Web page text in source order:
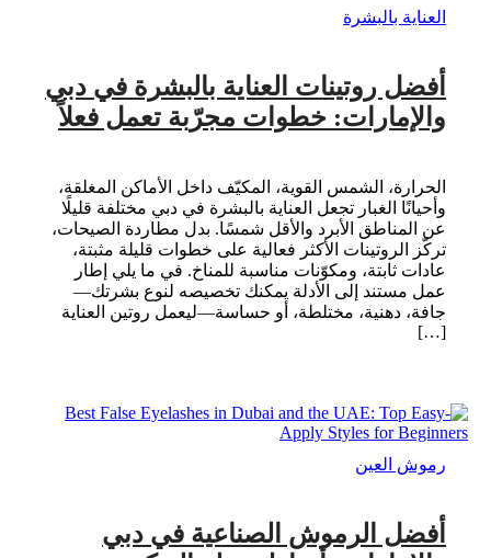
العناية بالبشرة
أفضل روتينات العناية بالبشرة في دبي
والإمارات: خطوات مجرّبة تعمل فعلاً
الحرارة، الشمس القوية، المكيّف داخل الأماكن المغلقة،
وأحيانًا الغبار تجعل العناية بالبشرة في دبي مختلفة قليلًا
عن المناطق الأبرد والأقل شمسًا. بدل مطاردة الصيحات،
تركّز الروتينات الأكثر فعالية على خطوات قليلة مثبتة،
عادات ثابتة، ومكوّنات مناسبة للمناخ. في ما يلي إطار
عمل مستند إلى الأدلة يمكنك تخصيصه لنوع بشرتك—
جافة، دهنية، مختلطة، أو حساسة—ليعمل روتين العناية
[…]
رموش العين
أفضل الرموش الصناعية في دبي